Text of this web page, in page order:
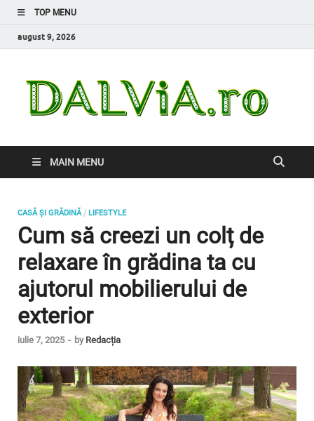
TOP MENU
august 9, 2026
MAIN MENU
CASĂ ȘI GRĂDINĂ / LIFESTYLE
Cum să creezi un colț de
relaxare în grădina ta cu
ajutorul mobilierului de
exterior
iulie 7, 2025 - by Redacția